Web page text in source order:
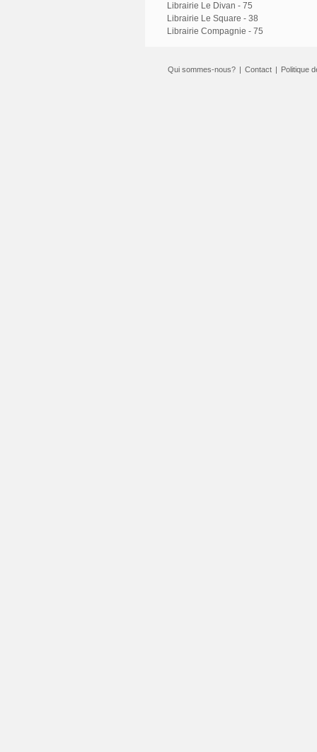
Librairie Le Divan - 75
Librairie Le Square - 38
Librairie Compagnie - 75
Qui sommes-nous? | Contact | Politique